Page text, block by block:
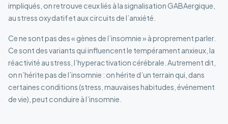
impliqués, on retrouve ceux liés à la signalisation GABAergique,
au stress oxydatif et aux circuits de l’anxiété.
Ce ne sont pas des « gènes de l’insomnie » à proprement parler.
Ce sont des variants qui influencent le tempérament anxieux, la
réactivité au stress, l’hyperactivation cérébrale. Autrement dit,
on n’hérite pas de l’insomnie : on hérite d’un terrain qui, dans
certaines conditions (stress, mauvaises habitudes, événement
de vie), peut conduire à l’insomnie.